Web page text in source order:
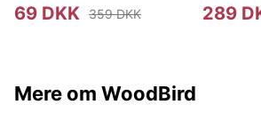
69 DKK 359 DKK 289
Mere om WoodBird